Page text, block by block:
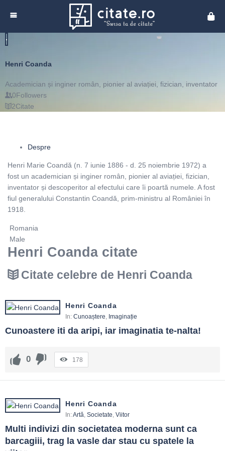
Henri Coanda
Academician și inginer român, pionier al aviației, fizician, inventator
0Followers
2Citate
Despre
Henri Marie Coandă (n. 7 iunie 1886 - d. 25 noiembrie 1972) a
fost un academician și inginer român, pionier al aviației, fizician,
inventator și descoperitor al efectului care îi poartă numele. A fost
fiul generalului Constantin Coandă, prim-ministru al României în
1918.
Romania
Male
Henri Coanda citate
Citate celebre de Henri Coanda
Henri Coanda
In: Cunoaștere, Imaginație
Cunoastere iti da aripi, iar imaginatia te-nalta!
0 178
Henri Coanda
In:Artă, Societate, Viitor
Multi indivizi din societatea moderna sunt ca
barcagiii, trag la vasle dar stau cu spatele la